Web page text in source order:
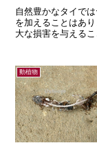
自然豊かなタイで
を加えることはあ
大な損害を与える
動植物